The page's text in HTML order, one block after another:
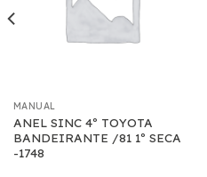
MANUAL
ANEL SINC 4º TOYOTA
BANDEIRANTE /81 1º SECA
-1748